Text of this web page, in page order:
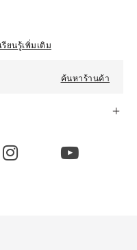
เรียนรู้เพิ่มเติม
ค้นหาร้านค้า